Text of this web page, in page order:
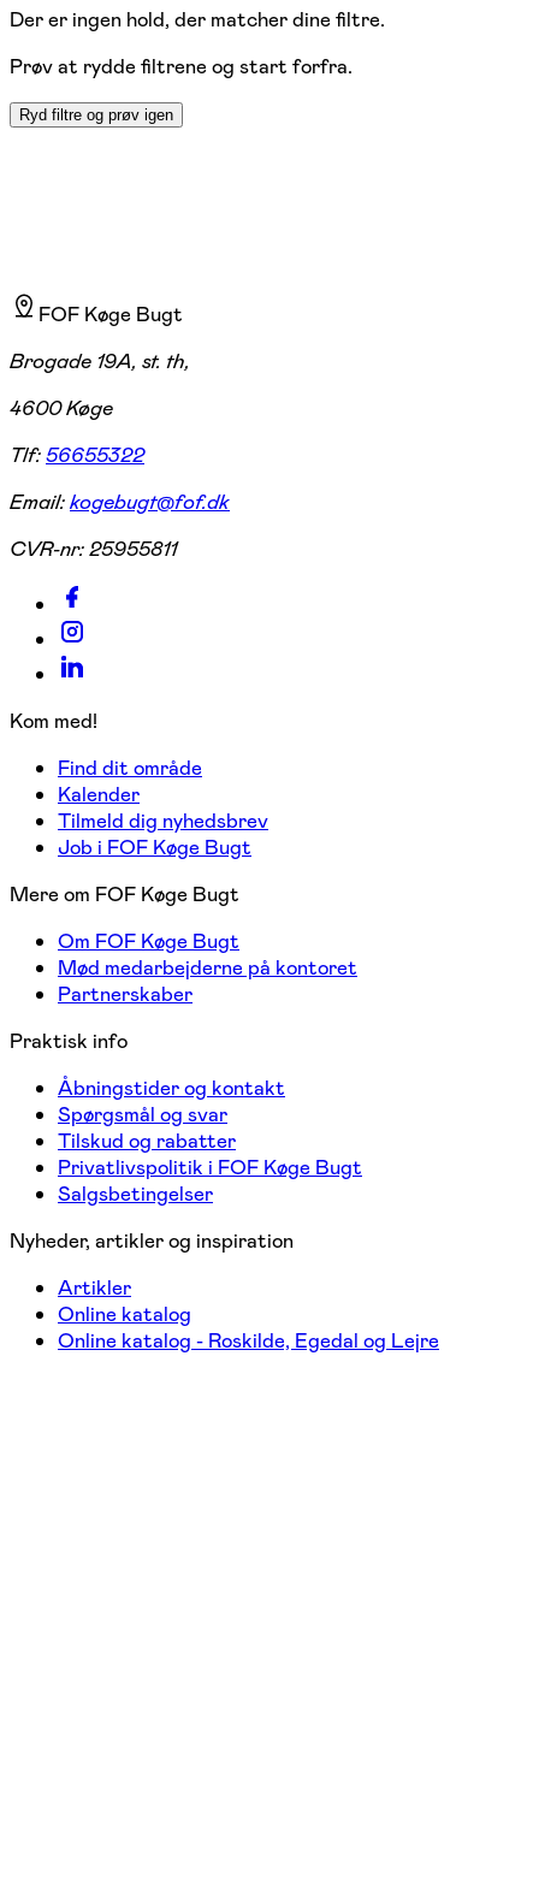
Der er ingen hold, der matcher dine filtre.
Prøv at rydde filtrene og start forfra.
Ryd filtre og prøv igen
FOF Køge Bugt
Brogade 19A, st. th,
4600 Køge
Tlf:56655322
Email:kogebugt@fof.dk
CVR-nr:25955811
Kom med!
Find dit område
Kalender
Tilmeld dig nyhedsbrev
Job i FOF Køge Bugt
Mere om FOF Køge Bugt
Om FOF Køge Bugt
Mød medarbejderne på kontoret
Partnerskaber
Praktisk info
Åbningstider og kontakt
Spørgsmål og svar
Tilskud og rabatter
Privatlivspolitik i FOF Køge Bugt
Salgsbetingelser
Nyheder, artikler og inspiration
Artikler
Online katalog
Online katalog - Roskilde, Egedal og Lejre